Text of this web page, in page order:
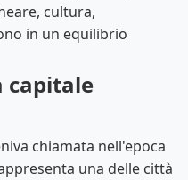
cultura,
in un equilibrio
capitale
chiamata nell'epoca
una delle città